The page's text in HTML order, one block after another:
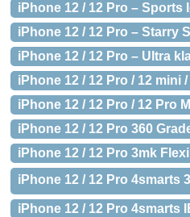
iPhone 12 / 12 Pro –
iPhone 12 / 12 Pro – Starry
iPhone 12 / 12 Pro – Ultra
iPhone 12 / 12 Pro / 12 mini
iPhone 12 / 12 Pro / 12 Pro
iPhone 12 / 12 Pro 360
iPhone 12 / 12 Pro 3mk
iPhone 12 / 12 Pro 4smarts
iPhone 12 / 12 Pro 4smarts